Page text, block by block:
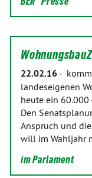
22.02.16 -
landeseigenen
heute ein 60.000
Den
Anspruch und
will im Wahljahr
im Parlament